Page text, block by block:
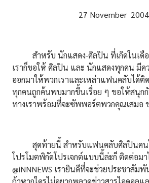
27 November 2004
สำหรับ นักแสดง-ศิลปิน ที่เกิดในเดือ
เราก็ขอให้ ศิลปิน และ นักแสดงทุกคน มีค
ออกมาให้พวกเราและเหล่าแฟนคลับได้ติ
ทุกคนถูกค้นพบมากขึ้นเรื่อย ๆ ขอให้สนุก
ทางเราพร้อมที่จะซัพพอร์ตพวกคุณเสมอ
สุดท้ายนี้ สำหรับแฟนคลับศิลปินคนไ
โปรโมตพิกัดโปรเจกต์แบบนี้ล่ะก็ ติดต่อม
@iNNNEWS เรายินดีที่จะช่วยประชาสัม